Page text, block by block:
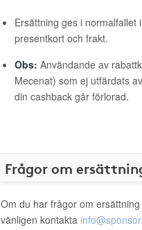
Ersättning ges i normalfallet
presentkort och frakt.
Obs: Användande av
Mecenat) som ej utfärdats
din cashback går förlorad.
Frågor om
Om du har frågor om
vänligen kontakta